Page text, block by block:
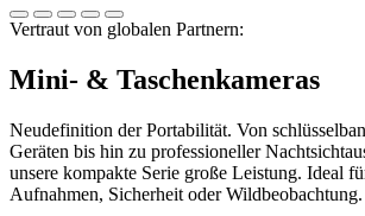
Vertraut von globalen Partnern:
Mini- & Taschenkameras
Neudefinition der Portabilität. Von
Geräten bis hin zu professioneller
unsere kompakte Serie große Leistung. Ideal
Aufnahmen, Sicherheit oder Wildbeobachtung.